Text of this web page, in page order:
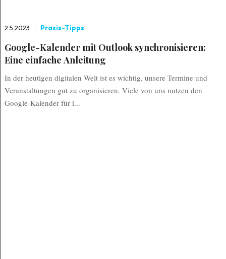
2.5.2023 Praxis-Tipps
Google-Kalender mit Outlook synchronisieren:
Eine einfache Anleitung
In der heutigen digitalen Welt ist es wichtig, unsere Termine und
Veranstaltungen gut zu organisieren. Viele von uns nutzen den
Google-Kalender für i...